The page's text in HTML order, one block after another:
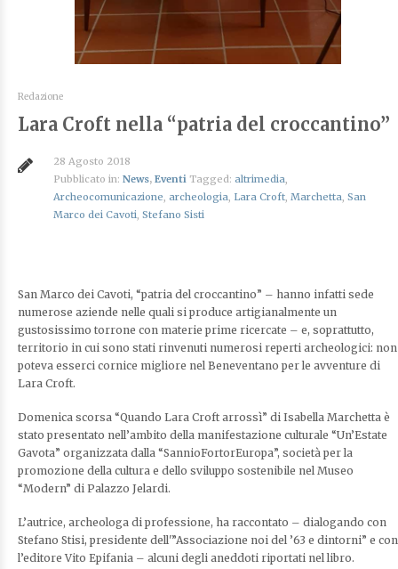
Redazione
Lara Croft nella “patria del croccantino”
28 Agosto 2018
Pubblicato in: News, Eventi Tagged: altrimedia,
Archeocomunicazione, archeologia, Lara Croft, Marchetta, San
Marco dei Cavoti, Stefano Sisti
San Marco dei Cavoti, “patria del croccantino” – hanno infatti sede
numerose aziende nelle quali si produce artigianalmente un
gustosissimo torrone con materie prime ricercate – e, soprattutto,
territorio in cui sono stati rinvenuti numerosi reperti archeologici: non
poteva esserci cornice migliore nel Beneventano per le avventure di
Lara Croft.
Domenica scorsa “Quando Lara Croft arrossì” di Isabella Marchetta è
stato presentato nell’ambito della manifestazione culturale “Un’Estate
Gavota” organizzata dalla “SannioFortorEuropa”, società per la
promozione della cultura e dello sviluppo sostenibile nel Museo
“Modern” di Palazzo Jelardi.
L’autrice, archeologa di professione, ha raccontato – dialogando con
Stefano Stisi, presidente dell'”Associazione noi del ’63 e dintorni” e con
l’editore Vito Epifania – alcuni degli aneddoti riportati nel libro.